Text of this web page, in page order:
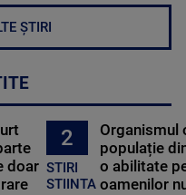
ȘTIRI
doar
2
STIRI
STIINTA
Organismul
populație
o abilitate
oamenilor